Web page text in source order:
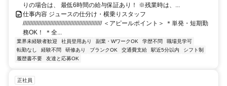
りの場合は、 最低6時間の給与保証あり！ ※残業時は、...
仕事内容 ジュースの仕分け・横乗りスタッフ
//////////////////////////////////////////////////// ＜アピールポイント＞ ＊単発・短期勤
務OK！ ＊全...
業界未経験者歓迎 社員登用あり 副業・WワークOK 学歴不問
職場見学可
転勤なし
経験不問 研修あり ブランクOK 交通費支給 駅近5分以内
シフト制
履歴書不要
友達と応募OK
正社員